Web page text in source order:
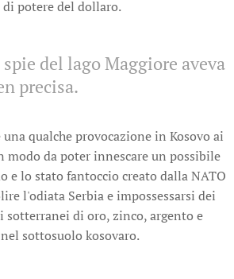
di potere del dollaro.
del lago Maggiore aveva
precisa.
qualche provocazione in Kosovo ai
modo da poter innescare un possibile
e lo stato fantoccio creato dalla NATO
l'odiata Serbia e impossessarsi dei
sotterranei di oro, zinco, argento e
sottosuolo kosovaro.